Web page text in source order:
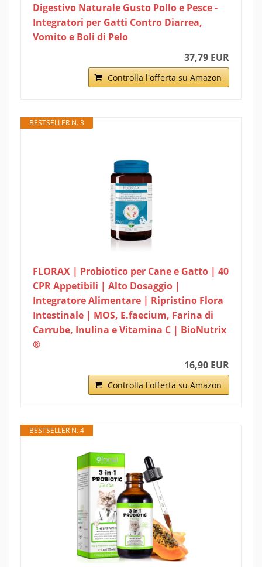
Digestivo Naturale Gusto Pollo e Pesce -
Integratori per Gatti Contro Diarrea,
Vomito e Boli di Pelo
37,79 EUR
Controlla l'offerta su Amazon
BESTSELLER N. 3
FLORAX | Probiotico per Cane e Gatto | 40
CPR Appetibili | Alto Dosaggio |
Integratore Alimentare | Ripristino Flora
Intestinale | MOS, E.faecium, Farina di
Carrube, Inulina e Vitamina C | BioNutrix
®
16,90 EUR
Controlla l'offerta su Amazon
BESTSELLER N. 4